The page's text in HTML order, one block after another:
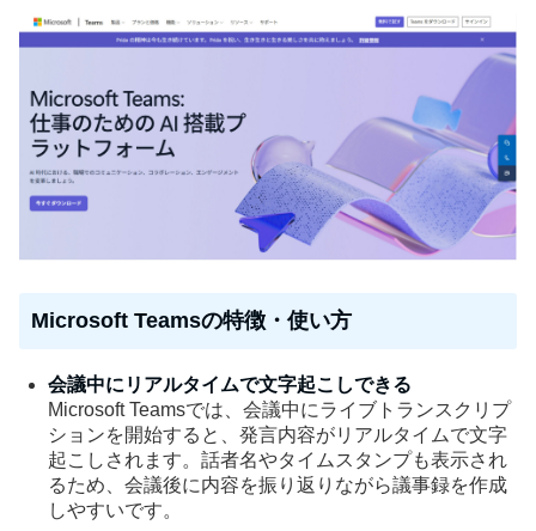
Microsoft Teamsの特徴・使い方
会議中にリアルタイムで文字起こしできる
Microsoft Teamsでは、会議中にライブトランスクリプ
ションを開始すると、発言内容がリアルタイムで文字
起こしされます。話者名やタイムスタンプも表示され
るため、会議後に内容を振り返りながら議事録を作成
しやすいです。